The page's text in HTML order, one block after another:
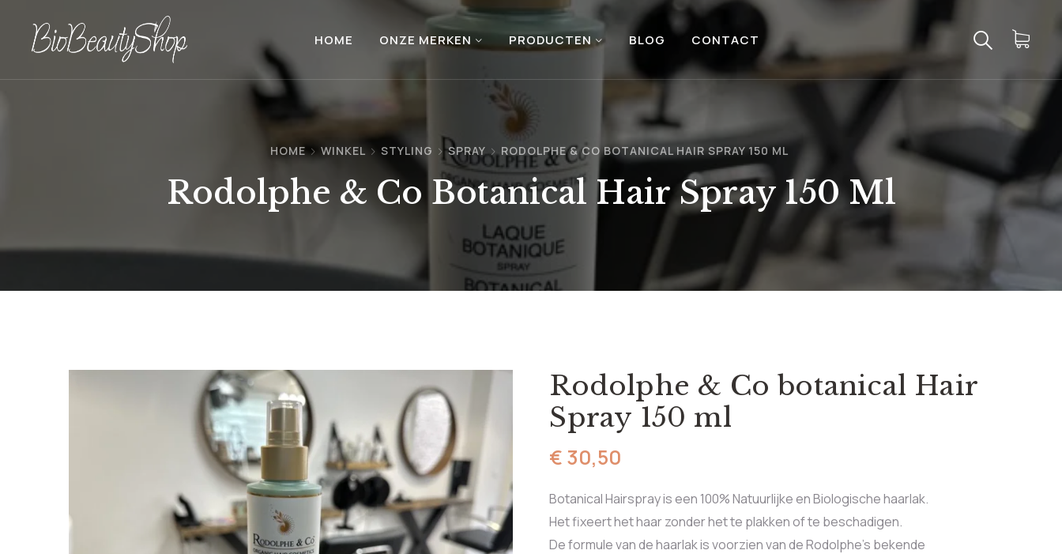
HOME ONZE MERKEN PRODUCTEN BLOG CONTACT
HOME WINKEL STYLING SPRAY RODOLPHE & CO BOTANICAL HAIR SPRAY 150 ML
Rodolphe & Co Botanical Hair Spray 150 Ml
Rodolphe & Co botanical Hair
Spray 150 ml
€ 30,50
Botanical Hairspray is een 100% Natuurlijke en Biologische haarlak.
Het fixeert het haar zonder het te plakken of te beschadigen.
De formule van de haarlak is voorzien van de Rodolphe’s bekende